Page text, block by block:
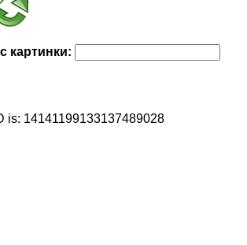
картинки:
is: 14141199133137489028